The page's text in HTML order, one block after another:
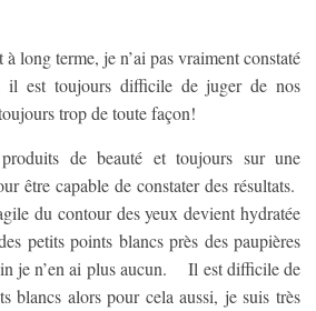
long terme, je n’ai pas vraiment constaté
il est toujours difficile de juger de nos
trop de toute façon!
produits de beauté et toujours sur une
être capable de constater des résultats.
du contour des yeux devient hydratée
petits points blancs près des paupières
je n’en ai plus aucun. Il est difficile de
blancs alors pour cela aussi, je suis très